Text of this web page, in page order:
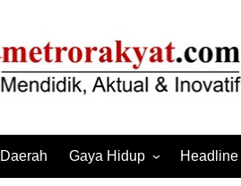
Daerah Gaya Hidup Headline